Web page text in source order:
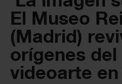
El Museo
(Madrid)
orígenes del
videoarte en